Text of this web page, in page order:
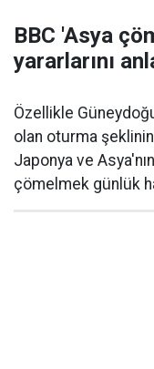
BBC 'Asya
yararlarını
Özellikle
olan oturma şeklinin
Japonya ve
çömelmek günlük